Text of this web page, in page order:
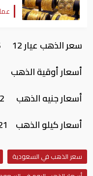
سعر الذهب عيار 12 90.16 ريال
أسعار أوقية الذهب 5,608 ريال
أسعار جنيه الذهب 1,262 ريال
أسعار كيلو الذهب 180,321 ريال
سعر الذهب في السعودية